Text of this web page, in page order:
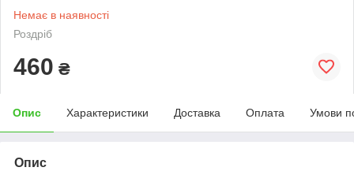
Немає в наявності
Роздріб
460 ₴
Опис Характеристики Доставка Оплата Умови
Опис